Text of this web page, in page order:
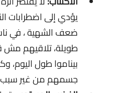
يؤدي إلى اضطرابات
ضعف الشهية ،في
طويلة،تلاقيهم مش
بيناموا طول
جسمهم من غير